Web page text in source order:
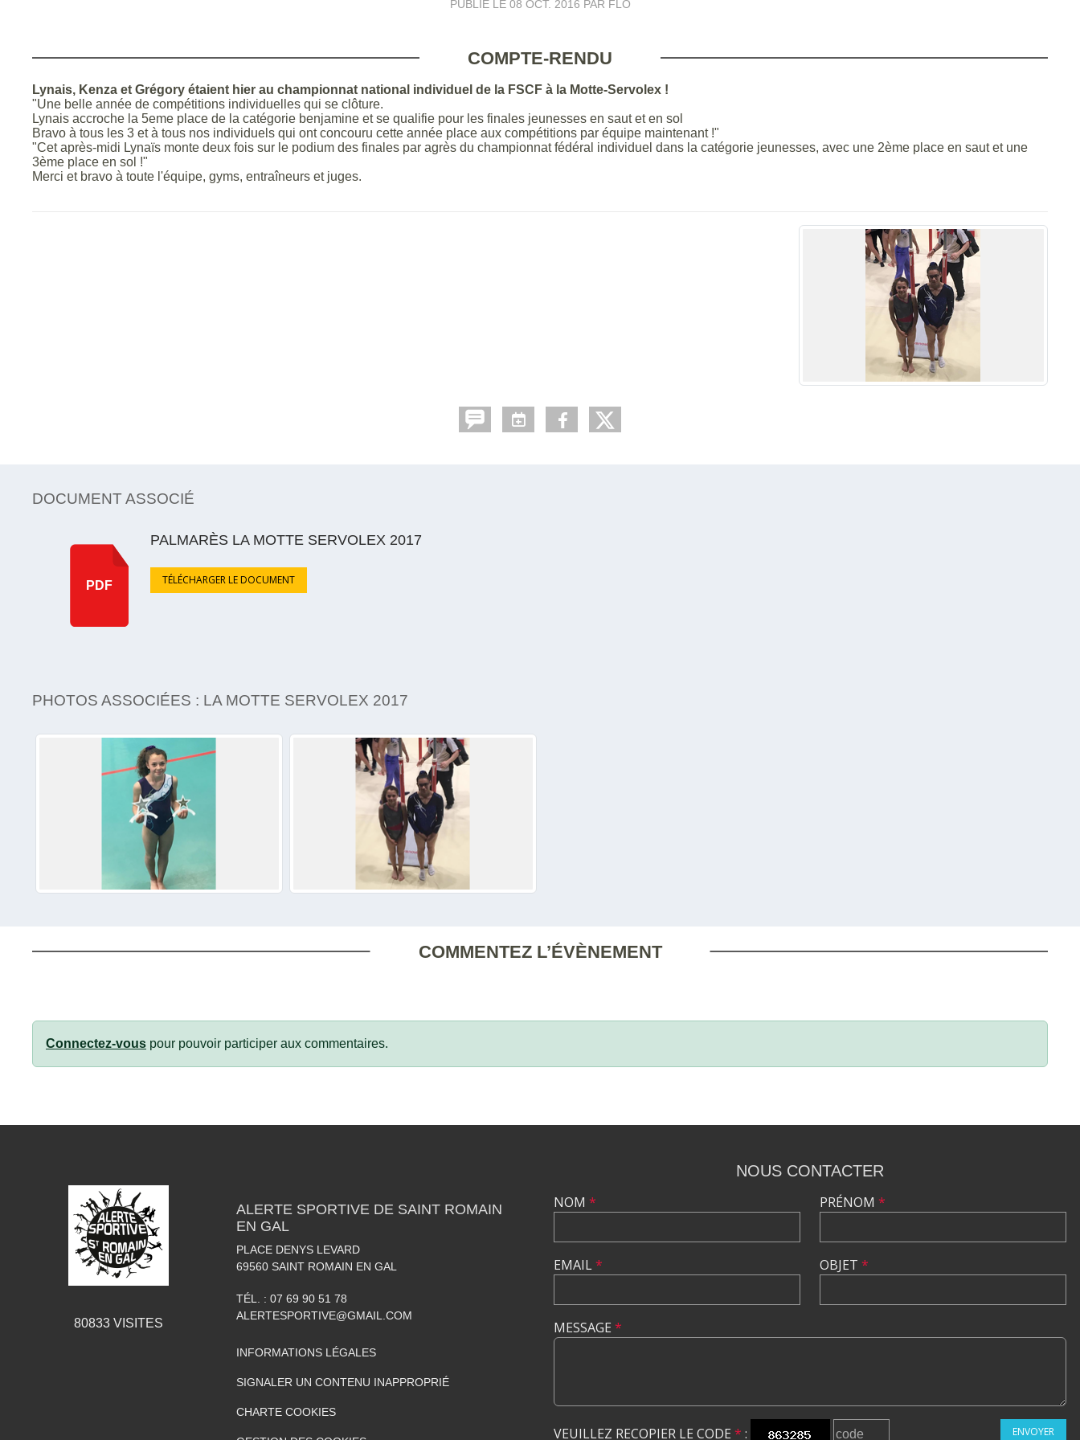
PUBLIÉ LE 08 OCT. 2016 PAR FLO
COMPTE-RENDU
Lynais, Kenza et Grégory étaient hier au championnat national individuel de la FSCF à la Motte-Servolex !
"Une belle année de compétitions individuelles qui se clôture.
Lynais accroche la 5eme place de la catégorie benjamine et se qualifie pour les finales jeunesses en saut et en sol
Bravo à tous les 3 et à tous nos individuels qui ont concouru cette année place aux compétitions par équipe maintenant !"
"Cet après-midi Lynaïs monte deux fois sur le podium des finales par agrès du championnat fédéral individuel dans la catégorie jeunesses, avec une 2ème place en saut et une
3ème place en sol !"
Merci et bravo à toute l'équipe, gyms, entraîneurs et juges.
DOCUMENT ASSOCIÉ
PDF
PALMARÈS LA MOTTE SERVOLEX 2017
TÉLÉCHARGER LE DOCUMENT
PHOTOS ASSOCIÉES : LA MOTTE SERVOLEX 2017
COMMENTEZ L’ÉVÈNEMENT
Connectez-vous pour pouvoir participer aux commentaires.
80833VISITES
ALERTE SPORTIVE DE SAINT ROMAIN
EN GAL
PLACE DENYS LEVARD
69560 SAINT ROMAIN EN GAL
TÉL. : 07 69 90 51 78
ALERTESPORTIVE@GMAIL.COM
INFORMATIONS LÉGALES
SIGNALER UN CONTENU INAPPROPRIÉ
CHARTE COOKIES
NOUS CONTACTER
NOM *
EMAIL*
PRÉNOM *
OBJET *
MESSAGE *
VEUILLEZ RECOPIER LE CODE * : ENVOYER